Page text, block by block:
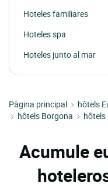
Hoteles familiares
Hoteles spa
Hoteles junto al mar
Pàgina principal hôtels
hôtels Borgona
hôtels
Acumule